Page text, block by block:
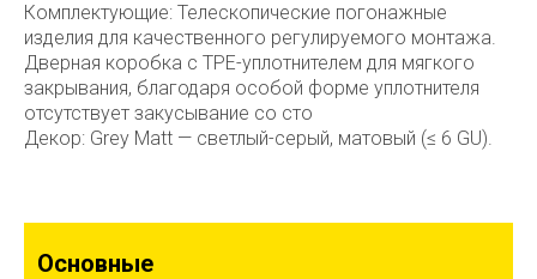
Комплектующие: Телескопические погонажные
изделия для качественного регулируемого монтажа.
Дверная коробка с TPE-уплотнителем для мягкого
закрывания, благодаря особой форме уплотнителя
отсутствует закусывание со сто
Декор: Grey Matt — светлый-серый, матовый (≤ 6 GU).
Основные